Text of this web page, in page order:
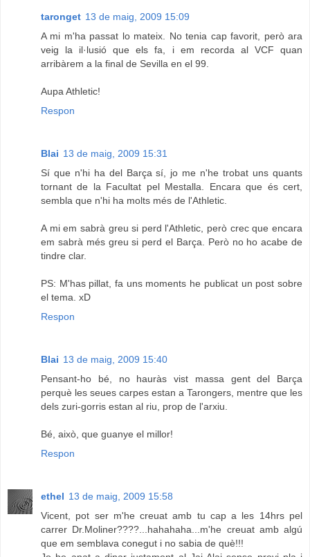
taronget 13 de maig, 2009 15:09
A mi m'ha passat lo mateix. No tenia cap favorit, però ara
veig la il·lusió que els fa, i em recorda al VCF quan
arribàrem a la final de Sevilla en el 99.
Aupa Athletic!
Respon
Blai 13 de maig, 2009 15:31
Sí que n'hi ha del Barça sí, jo me n'he trobat uns quants
tornant de la Facultat pel Mestalla. Encara que és cert,
sembla que n'hi ha molts més de l'Athletic.
A mi em sabrà greu si perd l'Athletic, però crec que encara
em sabrà més greu si perd el Barça. Però no ho acabe de
tindre clar.
PS: M'has pillat, fa uns moments he publicat un post sobre
el tema. xD
Respon
Blai 13 de maig, 2009 15:40
Pensant-ho bé, no hauràs vist massa gent del Barça
perquè les seues carpes estan a Tarongers, mentre que les
dels zuri-gorris estan al riu, prop de l'arxiu.
Bé, això, que guanye el millor!
Respon
ethel 13 de maig, 2009 15:58
Vicent, pot ser m'he creuat amb tu cap a les 14hrs pel
carrer Dr.Moliner????...hahahaha...m'he creuat amb algú
que em semblava conegut i no sabia de què!!!